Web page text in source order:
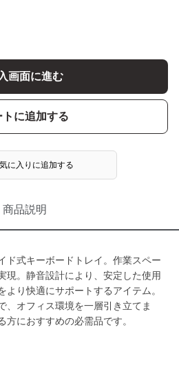
画面に進む
トに追加する
に入りに追加する
商品説明
ド式キーボードトレイ。作業スペー
現。静音設計により、安定した使用
より快適にサポートするアイテム。
、オフィス環境を一層引き立てま
におすすめの必需品です。